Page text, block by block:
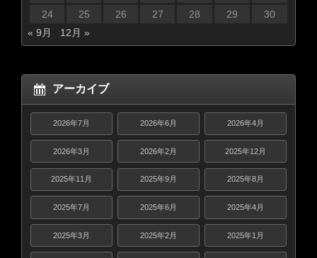
24
25 26 27 28 29
30
« 9月
12月 »
アーカイブ
2026年7月 2026年6月 2026年4月
2026年3月 2026年2月 2025年12月
2025年11月 2025年9月 2025年8月
2025年7月 2025年6月 2025年4月
2025年3月 2025年2月 2025年1月